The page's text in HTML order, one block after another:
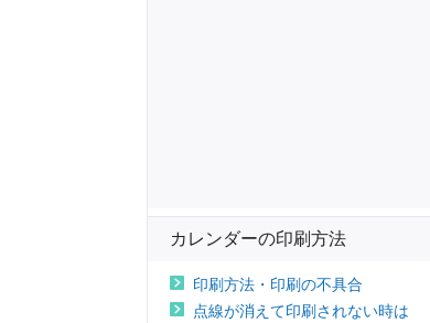
カレンダーの印刷方法
印刷方法・印刷の不具合
点線が消えて印刷されない時は